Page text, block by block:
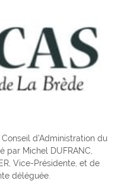
d’Administration du
par Michel DUFRANC,
Vice-Présidente, et de
déléguée.